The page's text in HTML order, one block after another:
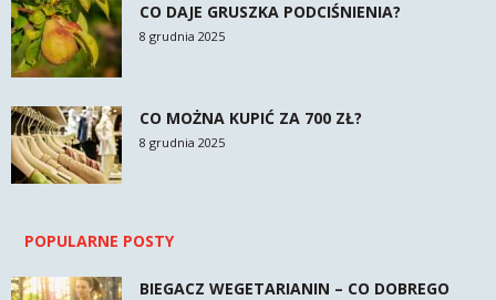
CO DAJE GRUSZKA PODCIŚNIENIA?
8 grudnia 2025
CO MOŻNA KUPIĆ ZA 700 ZŁ?
8 grudnia 2025
POPULARNE POSTY
BIEGACZ WEGETARIANIN – CO DOBREGO